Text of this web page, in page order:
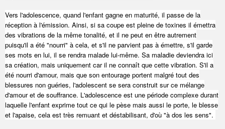
Vers l'adolescence, quand l'enfant gagne en maturité, il passe de la
réception à l'émission. Ainsi, si sa coupe est pleine de toxines il émettra
des vibrations de la même tonalité, et il ne peut en être autrement
puisqu'il a été "nourri" à cela, et s'il ne parvient pas à émettre, s'il garde
ses mots en lui, il se rendra malade lui-même. Sa maladie deviendra ici
sa création, mais uniquement car il ne connaît que cette vibration. S'il a
été nourri d'amour, mais que son entourage portent malgré tout des
blessures non guéries, l'adolescent se sera construit sur ce mélange
d'amour et de souffrance. L'adolescence est une période complexe durant
laquelle l'enfant exprime tout ce qui le pèse mais aussi le porte, le blesse
et l'apaise, cela est très remuant et déstabilisant, d'où "à dos les sens".